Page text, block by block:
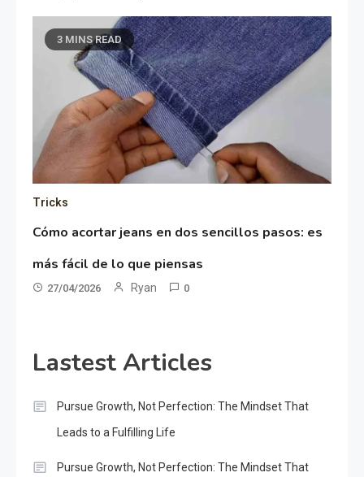
3 MINS READ
Tricks
Cómo acortar jeans en dos sencillos pasos: es
más fácil de lo que piensas
27/04/2026 Ryan 0
Lastest Articles
Pursue Growth, Not Perfection: The Mindset That
Leads to a Fulfilling Life
Pursue Growth, Not Perfection: The Mindset That